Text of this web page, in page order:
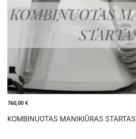
760,00 €
KOMBINUOTAS MANIKIŪRAS STARTAS